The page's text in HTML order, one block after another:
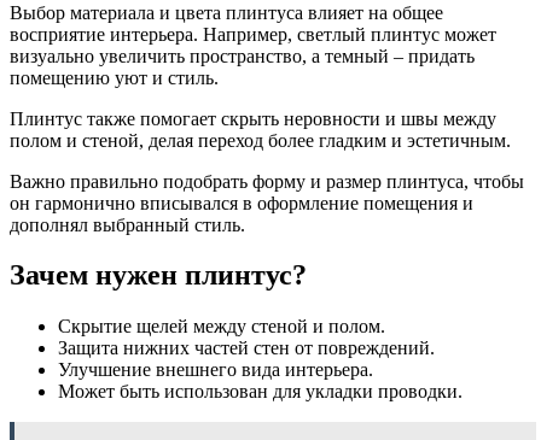
Выбор материала и цвета плинтуса влияет на общее
восприятие интерьера. Например, светлый плинтус может
визуально увеличить пространство, а темный – придать
помещению уют и стиль.
Плинтус также помогает скрыть неровности и швы между
полом и стеной, делая переход более гладким и эстетичным.
Важно правильно подобрать форму и размер плинтуса, чтобы
он гармонично вписывался в оформление помещения и
дополнял выбранный стиль.
Зачем нужен плинтус?
Скрытие щелей между стеной и полом.
Защита нижних частей стен от повреждений.
Улучшение внешнего вида интерьера.
Может быть использован для укладки проводки.